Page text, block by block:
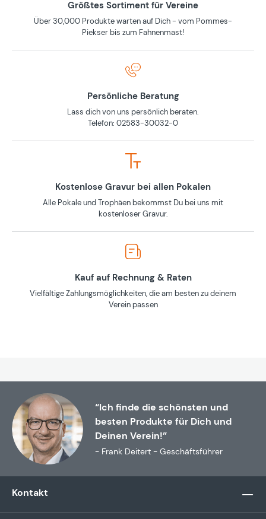
Größtes Sortiment für Vereine
Über 30,000 Produkte warten auf Dich - vom Pommes-
Piekser bis zum Fahnenmast!
Persönliche Beratung
Lass dich von uns persönlich beraten.
Telefon: 02583-30032-0
Kostenlose Gravur bei allen Pokalen
Alle Pokale und Trophäen bekommst Du bei uns mit
kostenloser Gravur.
Kauf auf Rechnung & Raten
Vielfältige Zahlungsmöglichkeiten, die am besten zu deinem
Verein passen
“Ich finde die schönsten und
besten Produkte für Dich und
Deinen Verein!”
- Frank Deitert - Geschäftsführer
Kontakt